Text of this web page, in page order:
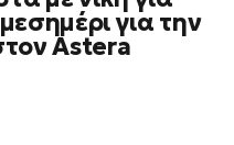
για την
Astera